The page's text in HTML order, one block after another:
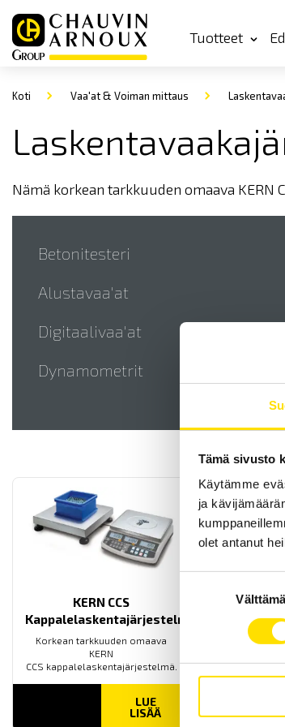
Tämä sivusto
Käytämme
ja
olet antanut
Tuotteet
Koti Vaa'at & Voiman mittaus
Nämä korkean tarkkuuden omaava
Betonitesteri
Alustavaa'at
Digitaalivaa'at
Dynamometrit
KERN CCS
Kappalelaskentajärjestelmä
Korkean tarkkuuden omaava
KERN
CCS kappalelaskentajärjestelmä.
LUE
LISÄÄ